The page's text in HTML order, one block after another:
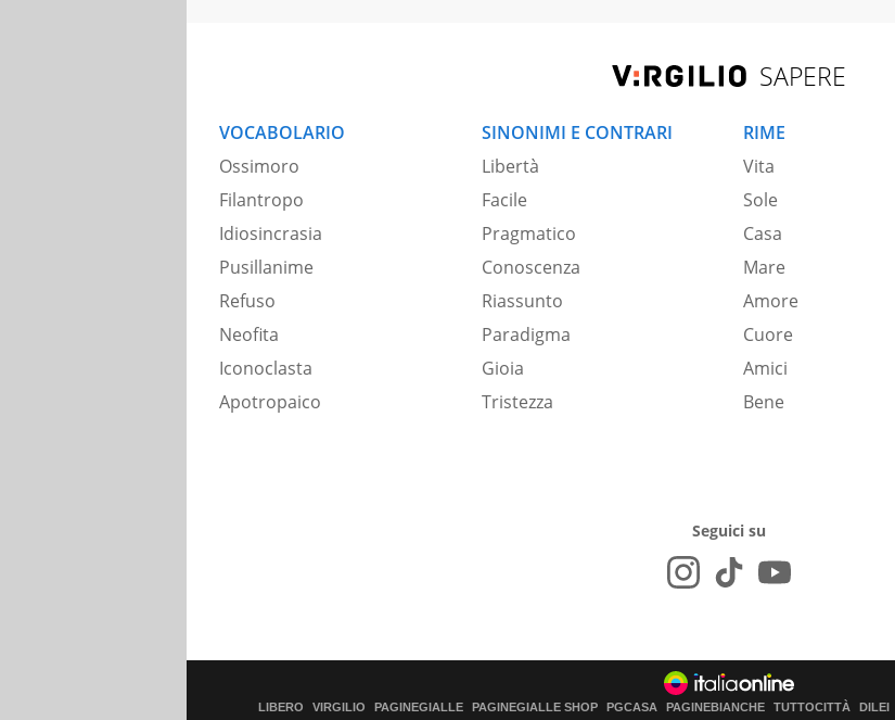
SAPERE
VOCABOLARIO
Ossimoro
Filantropo
Idiosincrasia
Pusillanime
Refuso
Neofita
Iconoclasta
Apotropaico
SINONIMI E CONTRARI
Libertà
Facile
Pragmatico
Conoscenza
Riassunto
Paradigma
Gioia
Tristezza
RIME
Vita
Sole
Casa
Mare
Amore
Cuore
Amici
Bene
Seguici su
LIBERO VIRGILIO PAGINEGIALLE PAGINEGIALLE SHOP PGCASA PAGINEBIANCHE TUTTOCITTÀ DILEI